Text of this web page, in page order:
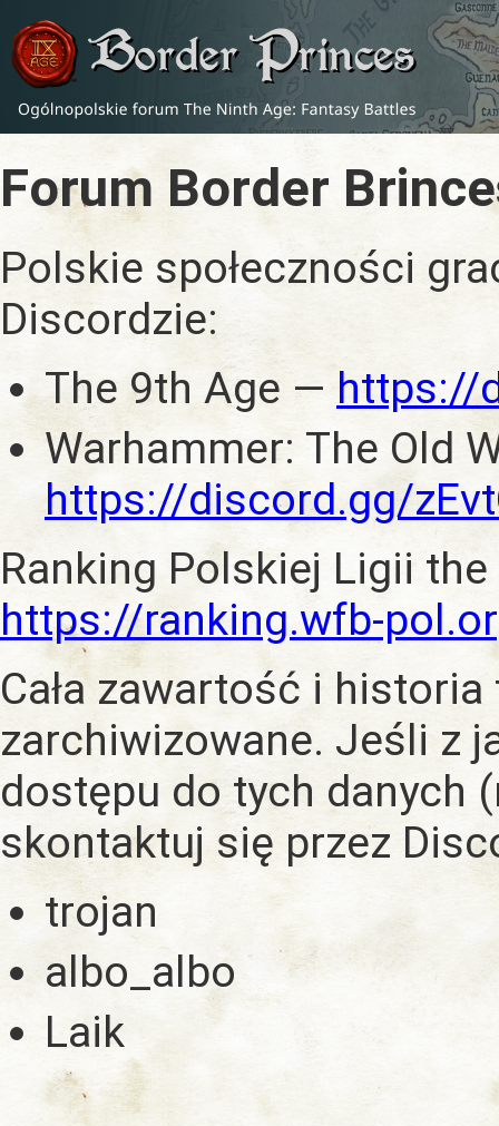
Forum Border
Polskie społeczności
Discordzie:
The 9th Age —https://
Warhammer: The Old
https://discord.gg/
Ranking Polskiej Ligii
https://ranking.wfb-
Cała zawartość i historia
zarchiwizowane. Jeśli z
dostępu do tych danych
skontaktuj się przez
trojan
albo_albo
Laik